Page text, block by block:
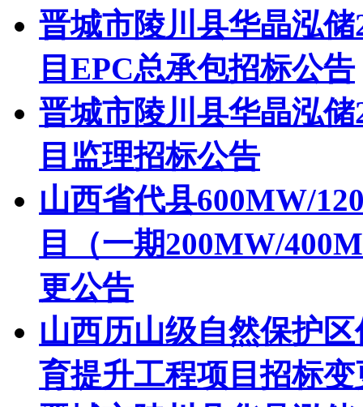
晋城市陵川县华晶泓
目EPC总承包招标公告
晋城市陵川县华晶泓
目监理招标公告
山西省代县600MW/
目（一期200MW/
更公告
山西历山级自然保护
育提升工程项目招标